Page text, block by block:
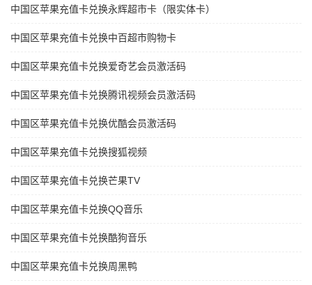
中国区苹果充值卡兑换永辉超市卡（限实体卡）
中国区苹果充值卡兑换中百超市购物卡
中国区苹果充值卡兑换爱奇艺会员激活码
中国区苹果充值卡兑换腾讯视频会员激活码
中国区苹果充值卡兑换优酷会员激活码
中国区苹果充值卡兑换搜狐视频
中国区苹果充值卡兑换芒果TV
中国区苹果充值卡兑换QQ音乐
中国区苹果充值卡兑换酷狗音乐
中国区苹果充值卡兑换周黑鸭